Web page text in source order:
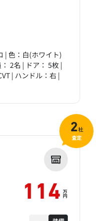
| 色：白(ホワイト)
2名 | ドア： 5枚 |
| ハンドル：右 |
114 万
円
2社
査定